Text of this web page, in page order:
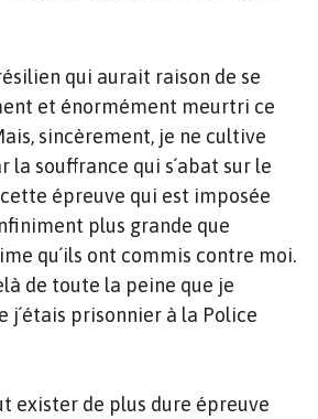
qui aurait raison de se
et énormément meurtri ce
sincèrement, je ne cultive
la souffrance qui s´abat sur le
épreuve qui est imposée
plus grande que
qu´ils ont commis contre moi.
de toute la peine que je
j´étais prisonnier à la Police
exister de plus dure épreuve